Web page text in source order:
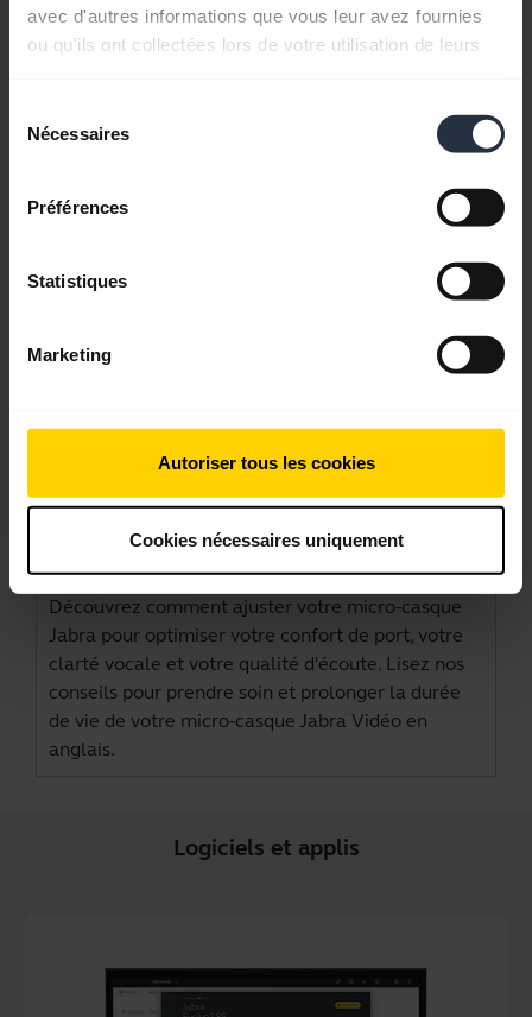
avec d'autres informations que vous leur avez fournies
ou qu'ils ont collectées lors de votre utilisation de leurs
Nécessaires
Préférences
Statistiques
Marketing
Autoriser tous les cookies
Cookies nécessaires uniquement
1.74 MB - pdf
Maximisez les performances de votre
micro-casque Jabra
Découvrez comment ajuster votre micro-casque
Jabra pour optimiser votre confort de port, votre
clarté vocale et votre qualité d'écoute. Lisez nos
conseils pour prendre soin et prolonger la durée
de vie de votre micro-casque Jabra Vidéo en
anglais.
Logiciels et applis